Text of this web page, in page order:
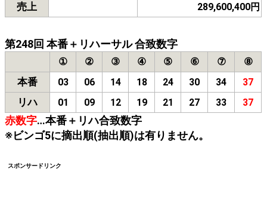
売上 289,600,400円
第248回 本番＋リハーサル 合致数字
① ② ③ ④ ⑤ ⑥ ⑦
⑧
本番
03 06 14 18 24 30 34 37
リハ 01 09 12 19 21 27 33 37
赤数字…本番＋リハ合致数字
※ビンゴ5に摘出順(抽出順)は有りません。
スポンサードリンク